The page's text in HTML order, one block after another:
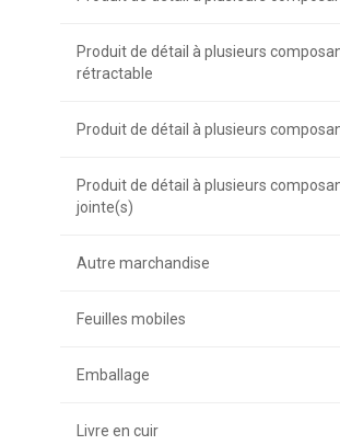
Produit de détail à plusieurs
rétractable
Produit de détail à plusieurs
Produit de détail à plusieurs
jointe(s)
Autre marchandise
Feuilles mobiles
Emballage
Livre en cuir